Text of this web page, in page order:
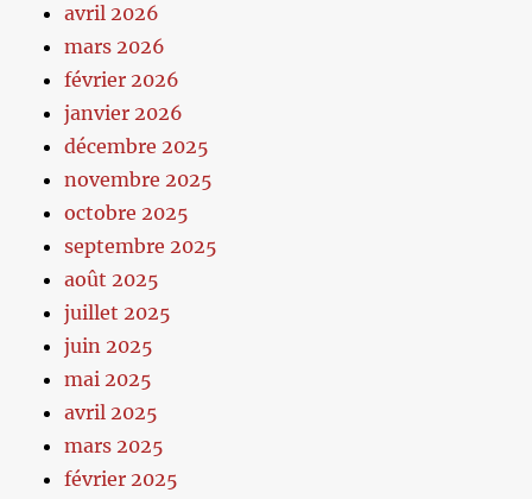
avril 2026
mars 2026
février 2026
janvier 2026
décembre 2025
novembre 2025
octobre 2025
septembre 2025
août 2025
juillet 2025
juin 2025
mai 2025
avril 2025
mars 2025
février 2025